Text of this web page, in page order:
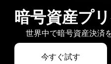
暗号資産プ
世界中で暗号資産決済
今すぐ試す